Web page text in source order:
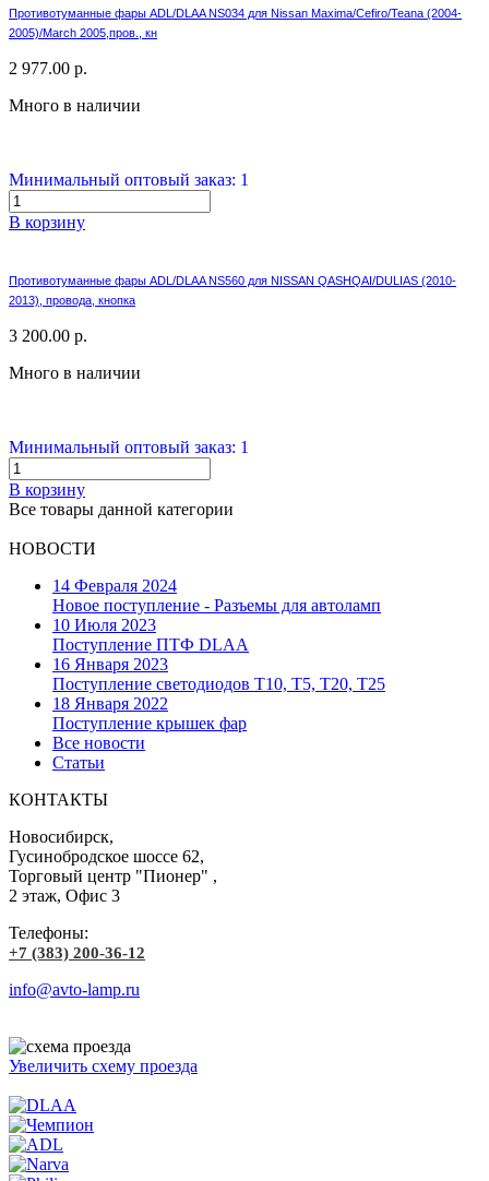
Противотуманные фары ADL/DLAA NS034 для Nissan Maxima/Cefiro/Teana (2004-
2005)/March 2005,пров., кн
2 977.00 р.
Много в наличии
Минимальный оптовый заказ: 1
В корзину
Противотуманные фары ADL/DLAA NS560 для NISSAN QASHQAI/DULIAS (2010-
2013), провода, кнопка
3 200.00 р.
Много в наличии
Минимальный оптовый заказ: 1
В корзину
Все товары данной категории
НОВОСТИ
14 Февраля 2024
Новое поступление - Разъемы для автоламп
10 Июля 2023
Поступление ПТФ DLAA
16 Января 2023
Поступление светодиодов T10, T5, T20, T25
18 Января 2022
Поступление крышек фар
Все новости
Статьи
КОНТАКТЫ
Новосибирск,
Гусинобродское шоссе 62,
Торговый центр "Пионер" ,
2 этаж, Офис 3
Телефоны:
+7 (383) 200-36-12
info@avto-lamp.ru
Увеличить схему проезда